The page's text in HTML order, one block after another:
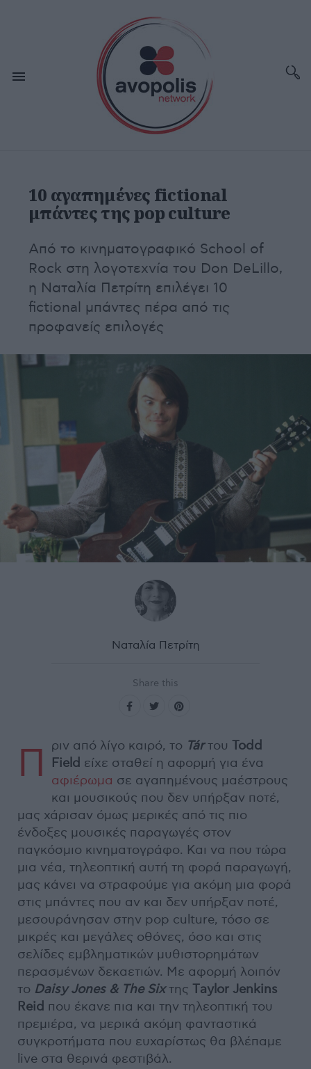
10 αγαπημένες fictional
μπάντες της pop culture
Από το κινηματογραφικό School of
Rock στη λογοτεχνία του Don DeLillo,
η Ναταλία Πετρίτη επιλέγει 10
fictional μπάντες πέρα από τις
προφανείς επιλογές
Ναταλία Πετρίτη
Share this
Π ριν από λίγο καιρό, το Tárτου Todd
Field είχε σταθεί η αφορμή για ένα
αφιέρωμα σε αγαπημένους μαέστρους
και μουσικούς που δεν υπήρξαν ποτέ,
μας χάρισαν όμως μερικές από τις πιο
ένδοξες μουσικές παραγωγές στον
παγκόσμιο κινηματογράφο. Και να που τώρα
μια νέα, τηλεοπτική αυτή τη φορά παραγωγή,
μας κάνει να στραφούμε για ακόμη μια φορά
στις μπάντες που αν και δεν υπήρξαν ποτέ,
μεσουράνησαν στην pop culture, τόσο σε
μικρές και μεγάλες οθόνες, όσο και στις
σελίδες εμβληματικών μυθιστορημάτων
περασμένων δεκαετιών. Με αφορμή λοιπόν
το DaisyJones & The Sixτης Τaylor Jenkins
Reid που έκανε πια και την τηλεοπτική του
πρεμιέρα, να μερικά ακόμη φανταστικά
συγκροτήματα που ευχαρίστως θα βλέπαμε
live στα θερινά φεστιβάλ.